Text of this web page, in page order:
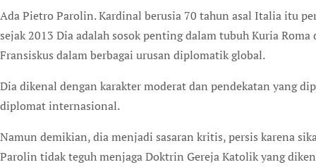
Ada Pietro Parolin. Kardinal berusia 70 tahun asal Italia itu
sejak 2013 Dia adalah sosok penting dalam tubuh Kuria Roma
Fransiskus dalam berbagai urusan diplomatik global.
Dia dikenal dengan karakter moderat dan pendekatan yang
diplomat internasional.
Namun demikian, dia menjadi sasaran kritis, persis karena
Parolin tidak teguh menjaga Doktrin Gereja Katolik yang